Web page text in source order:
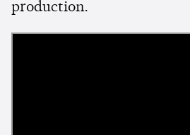
production.